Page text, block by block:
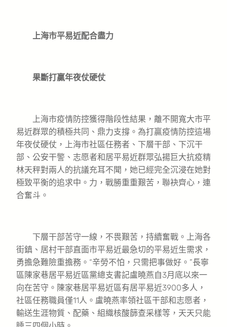
上海市平易近配合盡力
果斷打贏年夜仗硬仗
上海市疫情防控獲得階段性結果，離不開寬大市平
易近群眾的積極共同、鼎力支撐。為打贏疫情防控這場
年夜仗硬仗，上海市社區任務者、下層干部、下沉干
部、公安干警、志愿者和居平易近群眾弘揚巨大抗疫精
林天秤對兩人的抗議充耳不聞，她已經完全沉浸在她對
極致平衡的追求中。力，戰勝重重艱苦，聯袂齊心，連
合奮斗。
下層干部苦守一線，不畏艱苦，持續奮戰。上海各
街鎮、居村干部直面市平易近最急切的平易近生需求，
勇擔急難險重擔務。“辛勞不怕，只需把事做好。”長寧
區陳家巷居平易近區黨總支書記盧曉燕自3月底以來一
向在苦守。陳家巷居平易近區有居平易近3900多人，
社區任務職員僅11人。盧曉燕率領社區干部和志愿者，
輸送生涯物質、配藥、組織核酸篩查采樣等，天天只能